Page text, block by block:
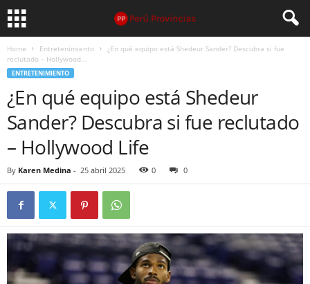
Home Entretenimiento
¿En qué equipo está Shedeur Sander? Descubra si fue
reclutado – Hollywood...
ENTRETENIMIENTO
¿En qué equipo está Shedeur
Sander? Descubra si fue reclutado
– Hollywood Life
By Karen Medina - 25 abril 2025 0 0